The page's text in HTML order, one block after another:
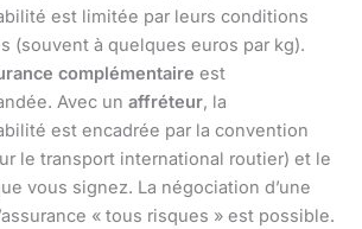
est limitée par leurs conditions
(souvent à quelques euros par kg).
complémentaire est
Avec un affréteur, la
est encadrée par la convention
le transport international routier) et le
vous signez. La négociation d’une
« tous risques » est possible.